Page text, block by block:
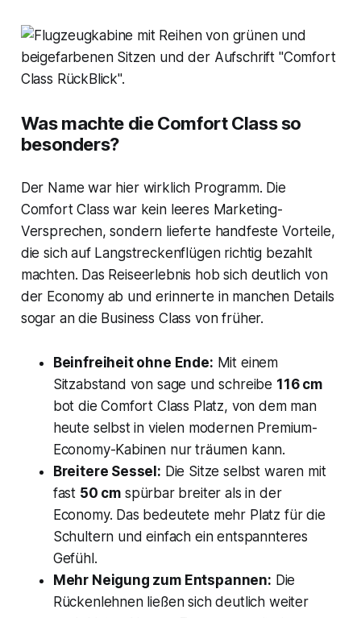
Was machte die Comfort Class so
besonders?
Der Name war hier wirklich Programm. Die
Comfort Class war kein leeres Marketing-
Versprechen, sondern lieferte handfeste Vorteile,
die sich auf Langstreckenflügen richtig bezahlt
machten. Das Reiseerlebnis hob sich deutlich von
der Economy ab und erinnerte in manchen Details
sogar an die Business Class von früher.
Beinfreiheit ohne Ende: Mit einem
Sitzabstand von sage und schreibe 116 cm
bot die Comfort Class Platz, von dem man
heute selbst in vielen modernen Premium-
Economy-Kabinen nur träumen kann.
Breitere Sessel: Die Sitze selbst waren mit
fast 50 cm spürbar breiter als in der
Economy. Das bedeutete mehr Platz für die
Schultern und einfach ein entspannteres
Gefühl.
Mehr Neigung zum Entspannen: Die
Rückenlehnen ließen sich deutlich weiter